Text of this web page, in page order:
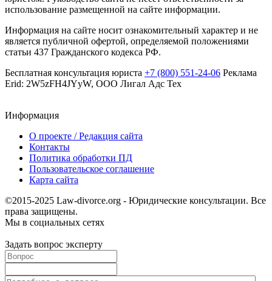
использование размещенной на сайте информации.
Информация на сайте носит ознакомительный характер и не
является публичной офертой, определяемой положениями
статьи 437 Гражданского кодекса РФ.
Бесплатная консультация юриста +7 (800) 551-24-06 Реклама
Erid: 2W5zFH4JYyW, ООО Лигал Адс Тех
Информация
О проекте / Редакция сайта
Контакты
Политика обработки ПД
Пользовательское соглашение
Карта сайта
©2015-2025 Law-divorce.org - Юридические консультации. Все
права защищены.
Мы в социальных сетях
Задать вопрос эксперту